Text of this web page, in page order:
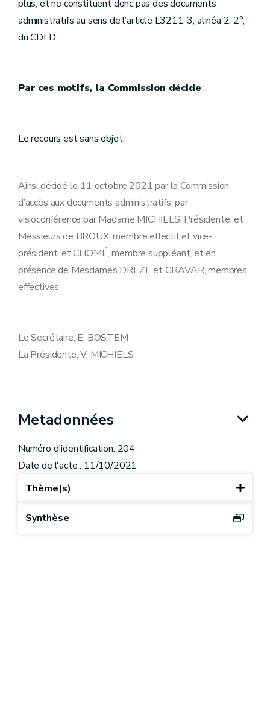
plus, et ne constituent donc pas des documents
administratifs au sens de l’article L3211-3, alinéa 2, 2°,
du CDLD.
Par ces motifs, la Commission décide:
Le recours est sans objet.
Ainsi décidé le 11 octobre 2021 par la Commission
d’accès aux documents administratifs, par
visioconférence par Madame MICHIELS, Présidente, et
Messieurs de BROUX, membre effectif et vice-
président, et CHOMÉ, membre suppléant, et en
présence de Mesdames DREZE et GRAVAR, membres
effectives.
Le Secrétaire, E. BOSTEM
La Présidente, V. MICHIELS
Metadonnées
Numéro d'identification: 204
Date de l'acte : 11/10/2021
Thème(s)
Synthèse